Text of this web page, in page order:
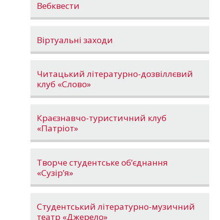
Вебквести
Віртуальні заходи
Читацький літературно-дозвіллєвий
клуб «Слово»
Краєзнавчо-туристичний клуб
«Патріот»
Творче студентське об’єднання
«Сузір’я»
Студентський літературно-музичний
театр «Джерело»